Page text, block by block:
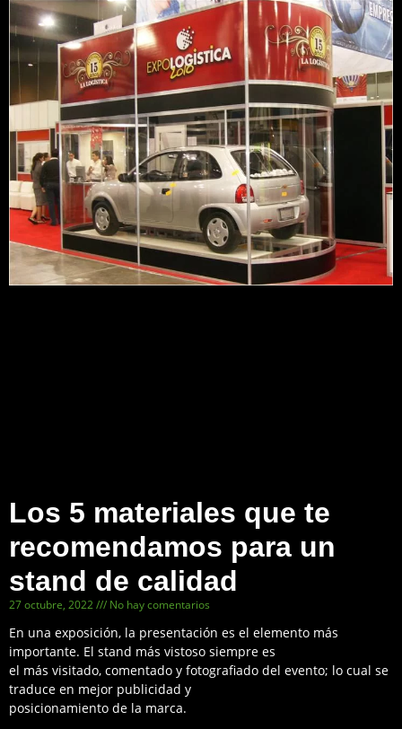
Los 5 materiales que te
recomendamos para un
stand de calidad
27 octubre, 2022 No hay comentarios
En una exposición, la presentación es el elemento más
importante. El stand más vistoso siempre es
el más visitado, comentado y fotografiado del evento; lo cual se
traduce en mejor publicidad y
posicionamiento de la marca.